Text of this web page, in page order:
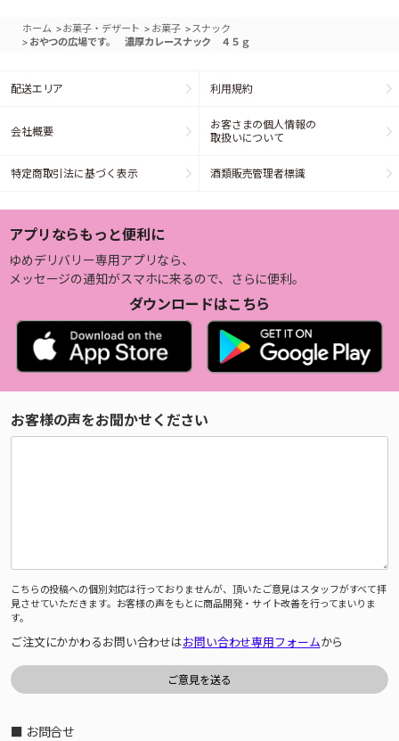
ホーム >お菓子・デザート > お菓子 > スナック
> おやつの広場です。 濃厚カレースナック ４５ｇ
配送エリア 利用規約
会社概要
お客さまの個人情報の
取扱いについて
特定商取引法に基づく表示 酒類販売管理者標識
アプリならもっと便利に
ゆめデリバリー専用アプリなら、
メッセージの通知がスマホに来るので、さらに便利。
ダウンロードはこちら
お客様の声をお聞かせください
こちらの投稿への個別対応は行っておりませんが、頂いたご意見はスタッフがすべて拝
見させていただきます。お客様の声をもとに商品開発・サイト改善を行ってまいりま
す。
ご注文にかかわるお問い合わせはお問い合わせ専用フォームから
■ お問合せ